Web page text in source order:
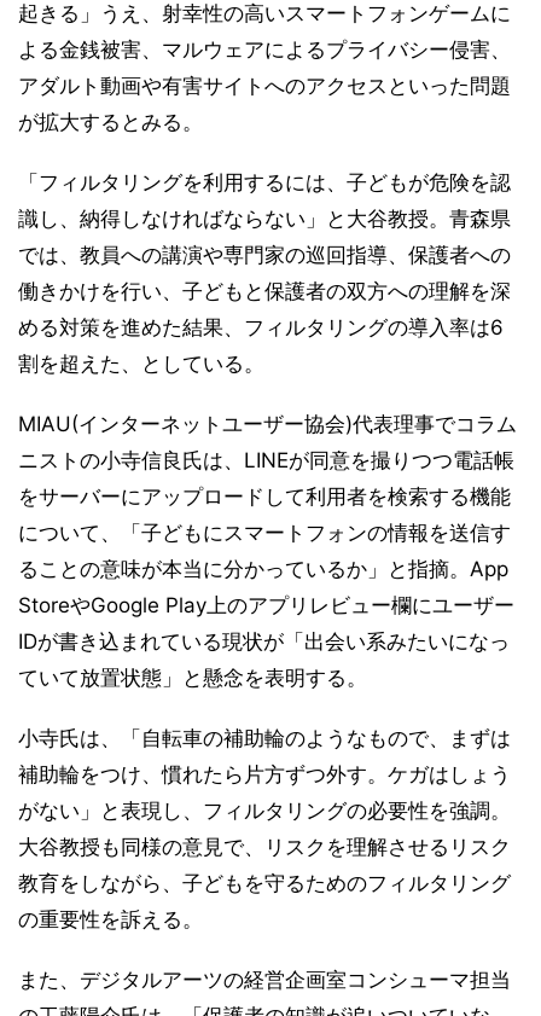
起きる」うえ、射幸性の高いスマートフォンゲームに
よる金銭被害、マルウェアによるプライバシー侵害、
アダルト動画や有害サイトへのアクセスといった問題
が拡大するとみる。
「フィルタリングを利用するには、子どもが危険を認
識し、納得しなければならない」と大谷教授。青森県
では、教員への講演や専門家の巡回指導、保護者への
働きかけを行い、子どもと保護者の双方への理解を深
める対策を進めた結果、フィルタリングの導入率は6
割を超えた、としている。
MIAU(インターネットユーザー協会)代表理事でコラム
ニストの小寺信良氏は、LINEが同意を撮りつつ電話帳
をサーバーにアップロードして利用者を検索する機能
について、「子どもにスマートフォンの情報を送信す
ることの意味が本当に分かっているか」と指摘。App
StoreやGoogle Play上のアプリレビュー欄にユーザー
IDが書き込まれている現状が「出会い系みたいになっ
ていて放置状態」と懸念を表明する。
小寺氏は、「自転車の補助輪のようなもので、まずは
補助輪をつけ、慣れたら片方ずつ外す。ケガはしょう
がない」と表現し、フィルタリングの必要性を強調。
大谷教授も同様の意見で、リスクを理解させるリスク
教育をしながら、子どもを守るためのフィルタリング
の重要性を訴える。
また、デジタルアーツの経営企画室コンシューマ担当